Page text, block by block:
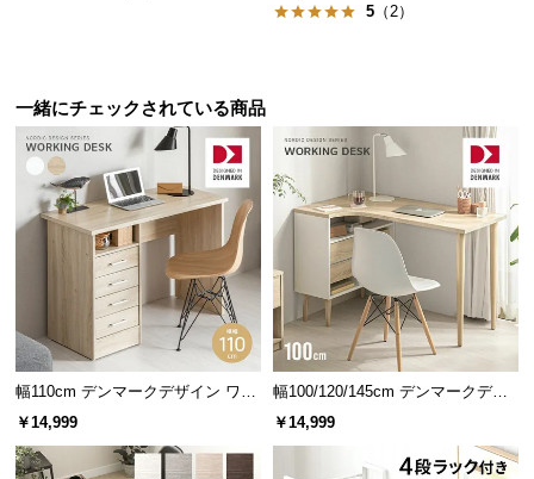
ブ
デンマーク家具シリーズをもっと見る
ワイドで使いやすい天板サイズ
横幅約130cmと広々とした天板。パソコンや資料を
ストレスなく広げられ、作業もサクサクと進められ
ます。
5 （2）
一緒にチェックされている商品
幅110cm デンマークデザイン ワー
クデスク
￥14,999
幅100/120/145cm デンマークデザ
イン ワークデスク
￥14,999